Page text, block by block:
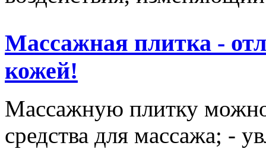
Массажная плитка -
кожей!
Массажную плитку можно
средства для массажа; -